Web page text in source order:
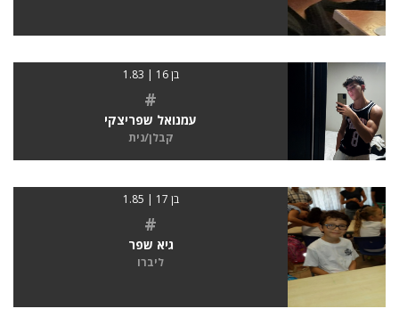
בן 16 | 1.83
#
עמנואל שפריצקי
קבלן/נית
בן 17 | 1.85
#
גיא שפר
ליברו